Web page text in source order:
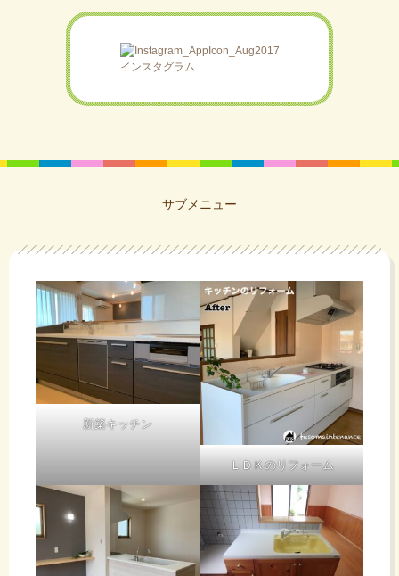
インスタグラム
サブメニュー
新築キッチン
ＬＤＫのリフォーム